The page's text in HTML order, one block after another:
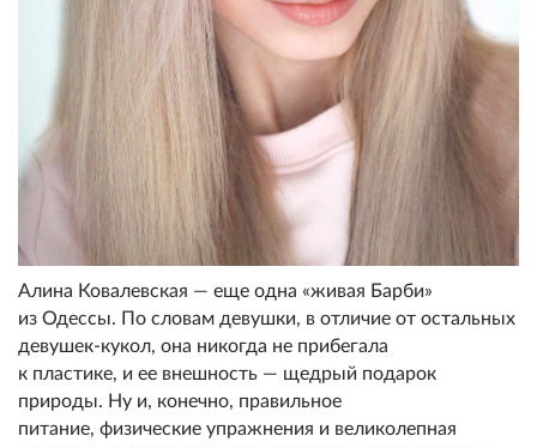
Алина Ковалевская — еще одна «живая Барби»
из Одессы. По словам девушки, в отличие от остальных
девушек-кукол, она никогда не прибегала
к пластике, и ее внешность — щедрый подарок
природы. Ну и, конечно, правильное
питание, физические упражнения и великолепная